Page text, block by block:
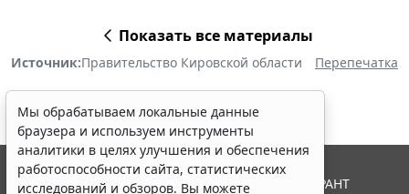
Показать все материалы
Источник:Правительство Кировской области Перепечатка
Мы обрабатываем локальные данные
браузера и используем инструменты
аналитики в целях улучшения и обеспечения
работоспособности сайта, статистических
исследований и обзоров. Вы можете
© ООО "НПП "ГАРАНТ-СЕРВИС", 2026. Система ГАРАНТ